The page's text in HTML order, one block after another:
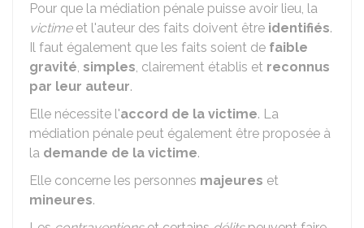
Pour que la médiation pénale puisse avoir lieu, la
victimeet l'auteur des faits doivent être identifiés.
Il faut également que les faits soient de faible
gravité, simples, clairement établis et reconnus
par leur auteur.
Elle nécessite l'accord de la victime. La
médiation pénale peut également être proposée à
la demande de la victime.
Elle concerne les personnes majeures et
mineures.